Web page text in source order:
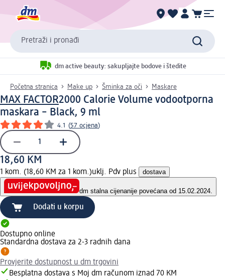
Pretraži i pronađi
dm active beauty: sakupljajte bodove i štedite
Početna stranica Make up Šminka za oči Maskare
MAX FACTOR2000 Calorie Volume vodootporna
maskara – Black, 9 ml
4.1 (57 ocjena)
18,60 KM
1 kom. (18,60 KM za 1 kom.)uklj. Pdv plus dostava
dm stalna cijenanije povećana od 15.02.2024.
Dodati u korpu
Dostupno online
Standardna dostava za 2-3 radnih dana
Provjerite dostupnost u dm trgovini
Besplatna dostava s Moj dm računom iznad 70 KM